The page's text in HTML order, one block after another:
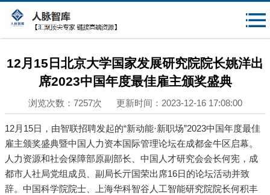
{$mheadqian}
12月15日北京大学国家发展研究院院长姚洋出
席2023中国年度最佳雇主颁奖盛典
浏览次数：7257次 更新时间：2023-12-16 17:08:00
12月15日，由智联招聘发起的“新动能·新职场”2023中国年度最佳
雇主颁奖盛典暨中国人力资本国际管理论坛在成都金牛区启幕。
人力资源和社会保障部原副部长、中国人才研究会会长何宪，成
都市人社局党组成员、副局长亓国荣出席16日的论坛活动并致
辞。中国科学院院士、上海华科智谷人工智能研究院院长何积丰